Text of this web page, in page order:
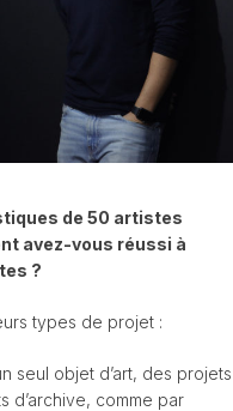
de 50 artistes
avez-vous réussi à
?
types de projet :
seul objet d’art, des projets
d’archive, comme par